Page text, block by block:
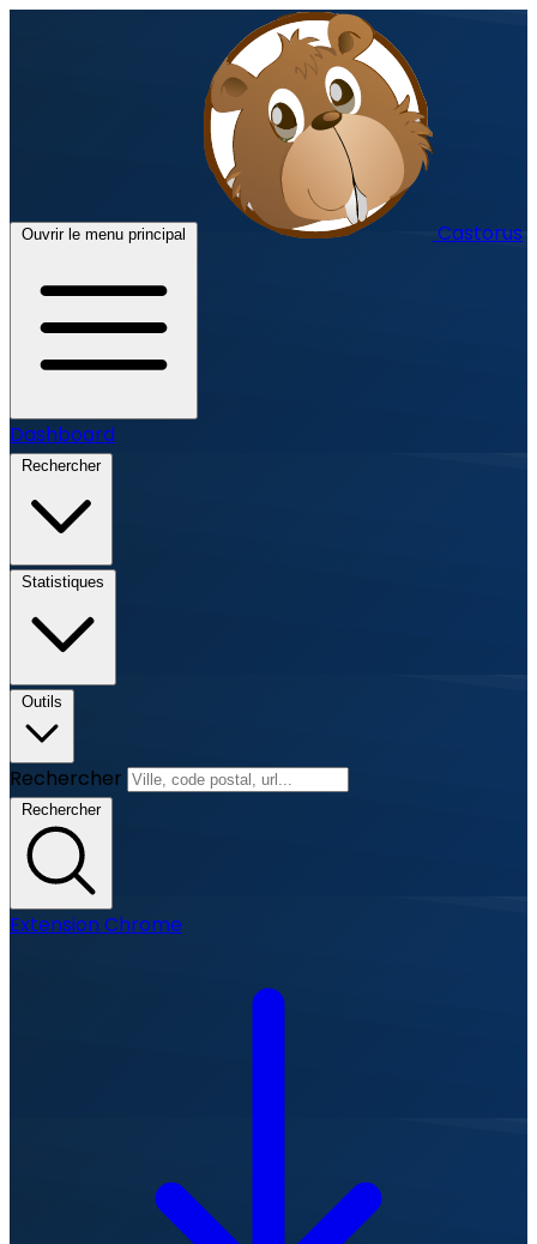
Ouvrir le menu principal Castorus
Dashboard
Rechercher
Statistiques
Outils
Rechercher
Rechercher
Extension Chrome